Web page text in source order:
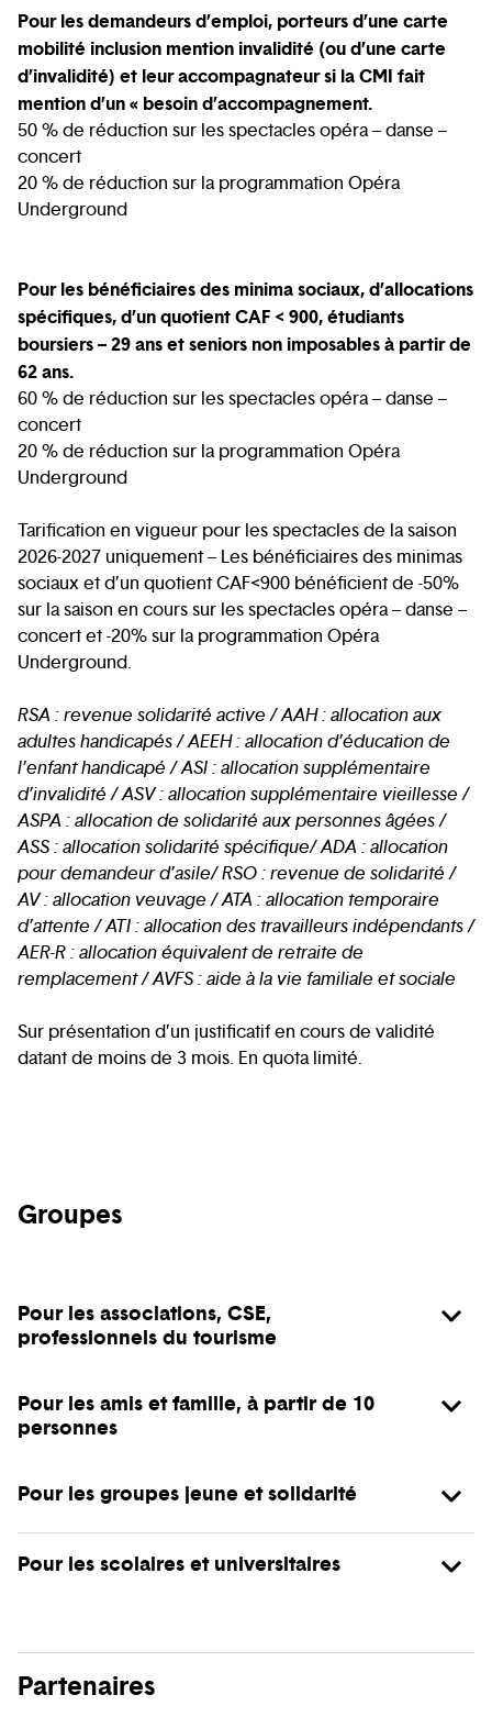
Pour les demandeurs d’emploi, porteurs d’une carte
mobilité inclusion mention invalidité (ou d’une carte
d’invalidité) et leur accompagnateur si la CMI fait
mention d’un « besoin d’accompagnement.
50 % de réduction sur les spectacles opéra – danse –
concert
20 % de réduction sur la programmation Opéra
Underground
Pour les bénéficiaires des minima sociaux, d’allocations
spécifiques, d’un quotient CAF < 900, étudiants
boursiers – 29 ans et seniors non imposables à partir de
62 ans.
60 % de réduction sur les spectacles opéra – danse –
concert
20 % de réduction sur la programmation Opéra
Underground
Tarification en vigueur pour les spectacles de la saison
2026-2027 uniquement – Les bénéficiaires des minimas
sociaux et d’un quotient CAF<900 bénéficient de -50%
sur la saison en cours sur les spectacles opéra – danse –
concert et -20% sur la programmation Opéra
Underground.
RSA : revenue solidarité active / AAH : allocation aux
adultes handicapés / AEEH : allocation d’éducation de
l’enfant handicapé / ASI : allocation supplémentaire
d’invalidité / ASV : allocation supplémentaire vieillesse /
ASPA : allocation de solidarité aux personnes âgées /
ASS : allocation solidarité spécifique/ ADA : allocation
pour demandeur d’asile/ RSO : revenue de solidarité /
AV : allocation veuvage / ATA : allocation temporaire
d’attente / ATI : allocation des travailleurs indépendants /
AER-R : allocation équivalent de retraite de
remplacement / AVFS : aide à la vie familiale et sociale
Sur présentation d’un justificatif en cours de validité
datant de moins de 3 mois. En quota limité.
Groupes
Pour les associations, CSE,
professionnels du tourisme
Pour les amis et famille, à partir de 10
personnes
Pour les groupes jeune et solidarité
Pour les scolaires et universitaires
Partenaires